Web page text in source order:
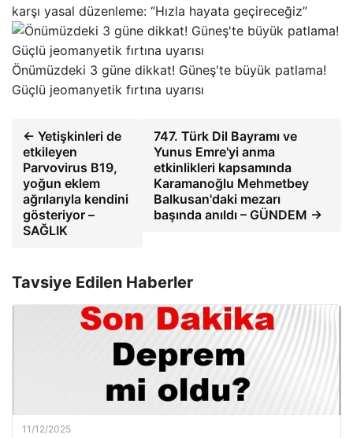
karşı yasal düzenleme: “Hızla hayata geçireceğiz”
Önümüzdeki 3 güne dikkat! Güneş'te büyük patlama!
Güçlü jeomanyetik fırtına uyarısı
← Yetişkinleri de
etkileyen
Parvovirus B19,
yoğun eklem
ağrılarıyla kendini
gösteriyor –
SAĞLIK
747. Türk Dil Bayramı ve
Yunus Emre'yi anma
etkinlikleri kapsamında
Karamanoğlu Mehmetbey
Balkusan'daki mezarı
başında anıldı – GÜNDEM →
Tavsiye Edilen Haberler
11/12/2025